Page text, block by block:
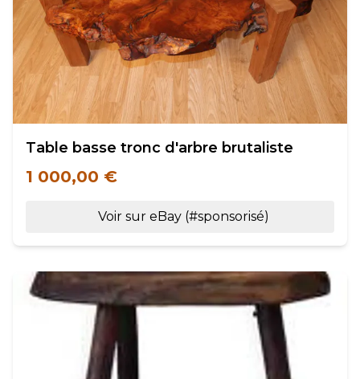
Table basse tronc d'arbre brutaliste
1 000,00 €
Voir sur eBay (#sponsorisé)